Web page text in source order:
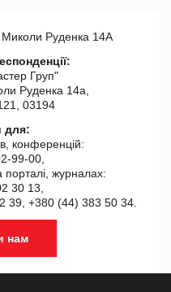
Миколи Руденка 14А
Груп"
Руденка 14а,
03194
для:
конференцій:
99-00,
журналах:
30 13,
39, +380 (44) 383 50 34.
нам